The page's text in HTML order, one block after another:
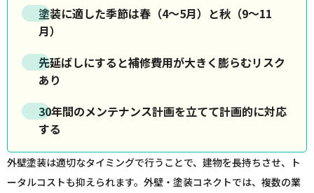
塗装に適した季節は春（4〜5月）と秋（9〜11
月）
先延ばしにすると補修費用が大きく膨らむリスク
あり
30年間のメンテナンス計画を立てて計画的に対応
する
外壁塗装は適切なタイミングで行うことで、建物を長持ちさせ、ト
ータルコストも抑えられます。外壁・塗装コネクトでは、複数の業